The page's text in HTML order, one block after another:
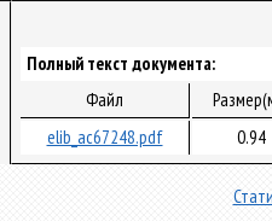
Полный текст документа:
Файл
elib_ac67248.pdf
0.94